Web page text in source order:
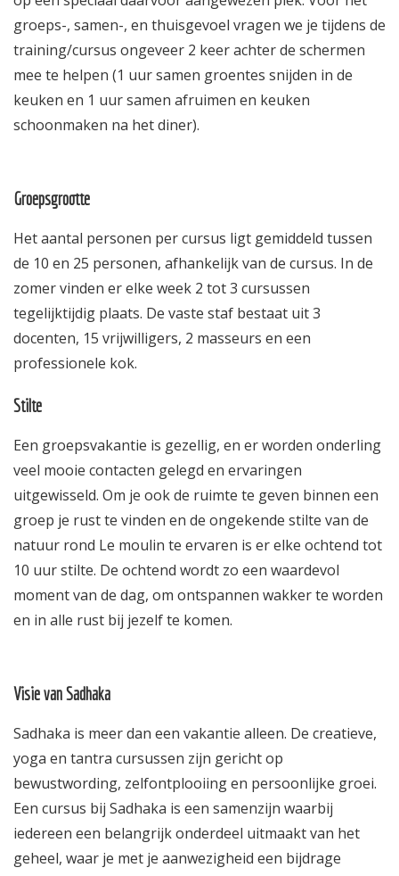
groeps-, samen-, en thuisgevoel vragen we je tijdens de
training/cursus ongeveer 2 keer achter de schermen
mee te helpen (1 uur samen groentes snijden in de
keuken en 1 uur samen afruimen en keuken
schoonmaken na het diner).
Groepsgrootte
Het aantal personen per cursus ligt gemiddeld tussen
de 10 en 25 personen, afhankelijk van de cursus. In de
zomer vinden er elke week 2 tot 3 cursussen
tegelijktijdig plaats. De vaste staf bestaat uit 3
docenten, 15 vrijwilligers, 2 masseurs en een
professionele kok.
Stilte
Een groepsvakantie is gezellig, en er worden onderling
veel mooie contacten gelegd en ervaringen
uitgewisseld. Om je ook de ruimte te geven binnen een
groep je rust te vinden en de ongekende stilte van de
natuur rond Le moulin te ervaren is er elke ochtend tot
10 uur stilte. De ochtend wordt zo een waardevol
moment van de dag, om ontspannen wakker te worden
en in alle rust bij jezelf te komen.
Visie van Sadhaka
Sadhaka is meer dan een vakantie alleen. De creatieve,
yoga en tantra cursussen zijn gericht op
bewustwording, zelfontplooiing en persoonlijke groei.
Een cursus bij Sadhaka is een samenzijn waarbij
iedereen een belangrijk onderdeel uitmaakt van het
geheel, waar je met je aanwezigheid een bijdrage